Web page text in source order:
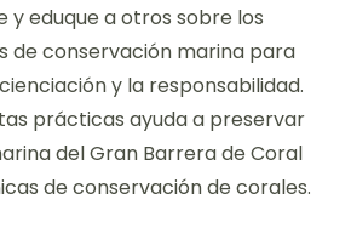
y eduque a otros sobre los
de conservación marina para
y la responsabilidad.
prácticas ayuda a preservar
del Gran Barrera de Coral
de conservación de corales.